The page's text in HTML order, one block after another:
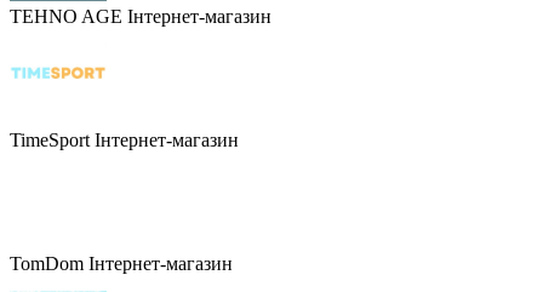
TEHNO AGE Інтернет-магазин
TimeSportІнтернет-магазин
TomDom Інтернет-магазин